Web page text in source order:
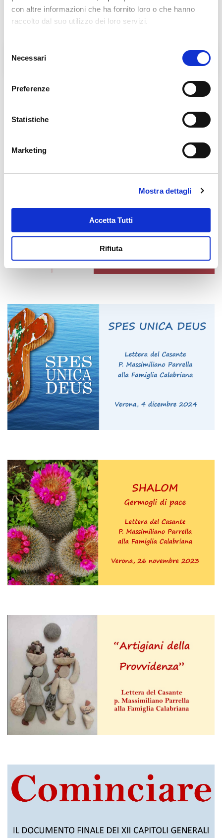
con altre informazioni che ha fornito loro o che hanno
raccolto dal suo utilizzo dei loro servizi.
delNecessari
Preferenze
Statistiche
Marketing
Mostra dettagli
Accetta Tutti
Rifiuta
L'Agorà nelle Filippine
BENEDIZIONE DELLE
LAMPADE DELL'AGORA'
Links in evidenza